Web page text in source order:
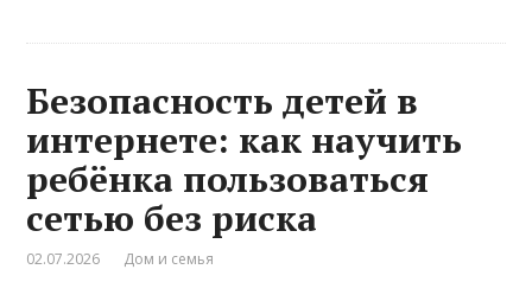
Безопасность детей в
интернете: как научить
ребёнка пользоваться
сетью без риска
02.07.2026 Дом и семья